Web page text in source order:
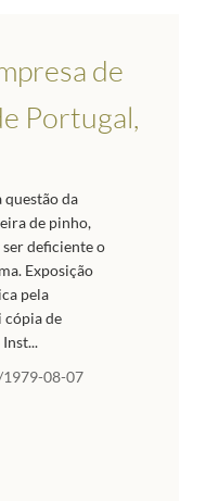
de
Portugal,
da
de pinho,
deficiente o
Exposição
pela
cópia de
08-07